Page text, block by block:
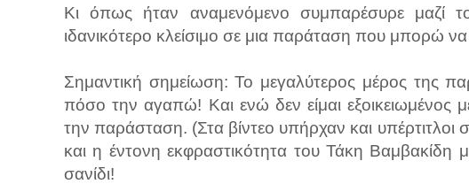
Κι όπως ήταν αναμενόμενο συμπαρέσυρε μαζί
ιδανικότερο κλείσιμο σε μια παράταση που μπορώ να
Σημαντική σημείωση: Το μεγαλύτερος μέρος της
πόσο την αγαπώ! Και ενώ δεν είμαι εξοικειωμένος
την παράσταση. (Στα βίντεο υπήρχαν και
και η έντονη εκφραστικότητα του Τάκη Βαμβακίδη
σανίδι!